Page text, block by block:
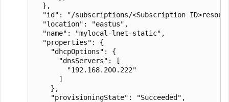
  },
"id": "/subscriptions/<Subscription
  "location": "eastus",
  "name": "mylocal-lnet-static",
  "properties": {
    "dhcpOptions": {
      "dnsServers": [
        "192.168.200.222"
      ]
    },
    "provisioningState": "Succeeded",